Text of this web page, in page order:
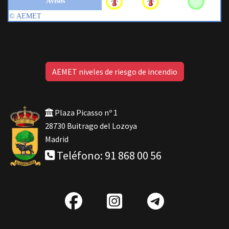
AEMET niveles de riesgo de incendio
Plaza Picasso nº 1
28730 Buitrago del Lozoya
Madrid
Teléfono: 91 868 00 56
fab
IG